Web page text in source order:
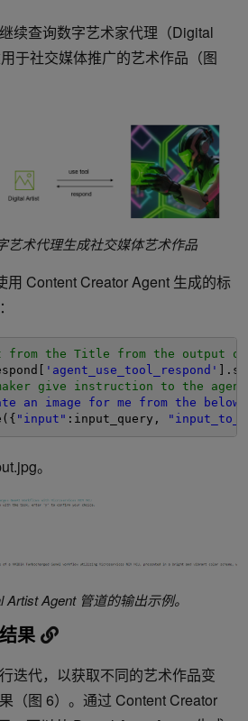
续查询数字艺术家代理（Digital
于社交媒体推广的艺术作品（图
艺术代理生成社交媒体艺术作品
用 Content Creator Agent 生成的标
from the Title from the output
'agent_use_tool_respond'
give instruction to the
an image for me from the below
"input" :input_query,
。
Artist Agent 管道的输出示例。
果
迭代，以获取不同的艺术作品变
（图 6）。通过 Content Creator